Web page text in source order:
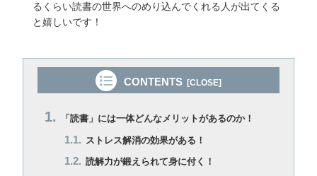
るくらい読書の世界へのめり込んでくれる人が出てくる
と嬉しいです！
CONTENTS
「読書」には一体どんなメリットがあるのか！
ストレス解消の効果がある！
読解力が鍛えられて身に付く！